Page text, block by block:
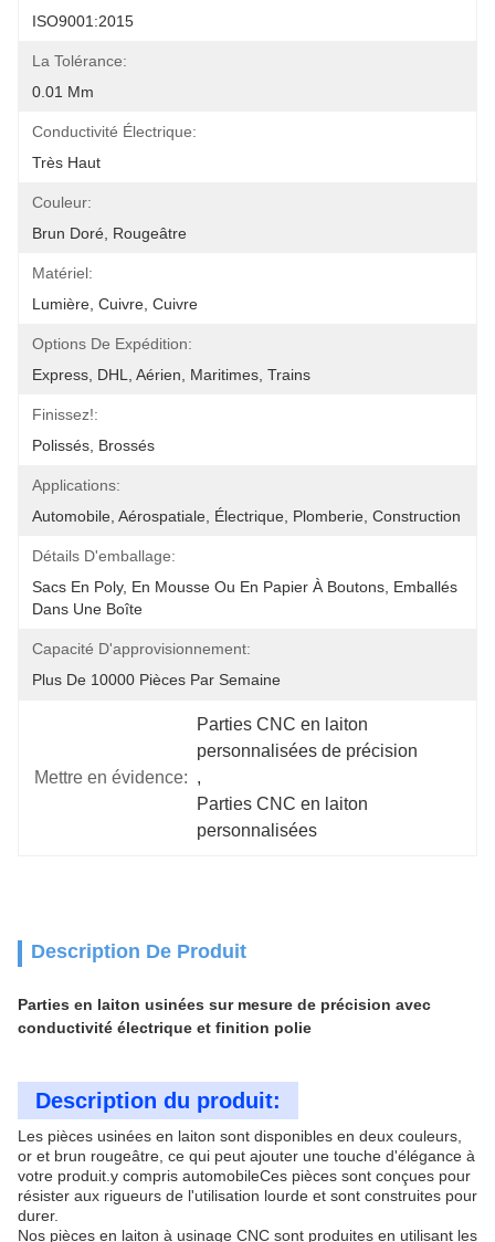
ISO9001:2015
La Tolérance:
0.01 Mm
Conductivité Électrique:
Très Haut
Couleur:
Brun Doré, Rougeâtre
Matériel:
Lumière, Cuivre, Cuivre
Options De Expédition:
Express, DHL, Aérien, Maritimes, Trains
Finissez!:
Polissés, Brossés
Applications:
Automobile, Aérospatiale, Électrique, Plomberie, Construction
Détails D'emballage:
Sacs En Poly, En Mousse Ou En Papier À Boutons, Emballés
Dans Une Boîte
Capacité D'approvisionnement:
Plus De 10000 Pièces Par Semaine
Mettre en évidence:
Parties CNC en laiton
personnalisées de précision
,
Parties CNC en laiton
personnalisées
Description De Produit
Parties en laiton usinées sur mesure de précision avec
conductivité électrique et finition polie
Description du produit:
Les pièces usinées en laiton sont disponibles en deux couleurs,
or et brun rougeâtre, ce qui peut ajouter une touche d'élégance à
votre produit.y compris automobileCes pièces sont conçues pour
résister aux rigueurs de l'utilisation lourde et sont construites pour
durer.
Nos pièces en laiton à usinage CNC sont produites en utilisant les